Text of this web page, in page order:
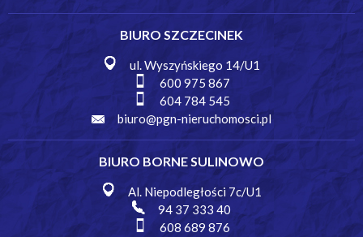
BIURO SZCZECINEK
ul. Wyszyńskiego 14/U1
600 975 867
604 784 545
biuro@pgn-nieruchomosci.pl
BIURO BORNE SULINOWO
Al. Niepodległości 7c/U1
94 37 333 40
608 689 876